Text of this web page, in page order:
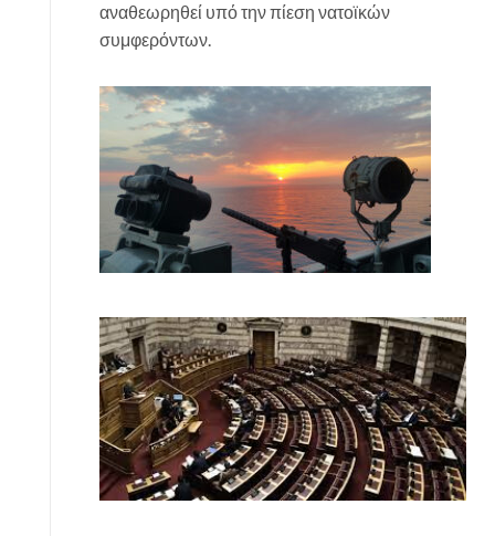
αναθεωρηθεί υπό την πίεση νατοϊκών
συμφερόντων.